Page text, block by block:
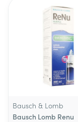
Bausch & Lomb
Bausch Lomb Renu